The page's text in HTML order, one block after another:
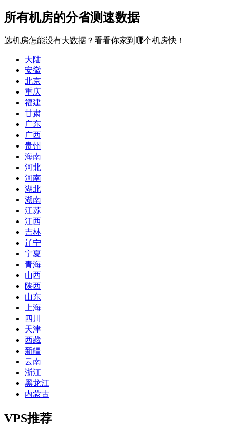
所有机房的分省测速数据
选机房怎能没有大数据？看看你家到哪个机房快！
大陆
安徽
北京
重庆
福建
甘肃
广东
广西
贵州
海南
河北
河南
湖北
湖南
江苏
江西
吉林
辽宁
宁夏
青海
山西
陕西
山东
上海
四川
天津
西藏
新疆
云南
浙江
黑龙江
内蒙古
VPS推荐